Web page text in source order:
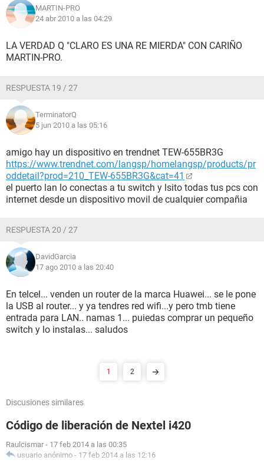
MARTIN-PRO
24 abr 2010 a las 04:29
LA VERDAD Q "CLARO ES UNA RE MIERDA" CON CARIÑO
MARTIN-PRO.
RESPUESTA 19 / 27
TerminatorQ
5 jun 2010 a las 05:16
amigo hay un dispositivo en trendnet TEW-655BR3G
https://www.trendnet.com/langsp/homelangsp/products/pr
oddetail?prod=210_TEW-655BR3G&cat=41
el puerto lan lo conectas a tu switch y lsito todas tus pcs con
internet desde un dispositivo movil de cualquier compañia
RESPUESTA 20 / 27
DavidGarcia
17 ago 2010 a las 20:40
En telcel... venden un router de la marca Huawei... se le pone
la USB al router... y ya tendres red wifi...y pero tmb tiene
entrada para LAN.. namas 1... puiedas comprar un pequeño
switch y lo instalas... saludos
1 2
Discusiones similares
Código de liberación de Nextel i420
Raulcismar - 17 feb 2014 a las 00:35
usuario anónimo - 17 feb 2014 a las 12:16